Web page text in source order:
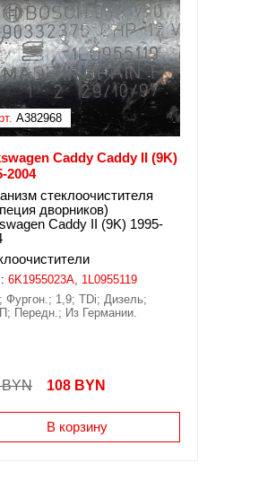
A382968
Caddy Caddy II (9K)
2004
стеклоочистителя
дворников)
Caddy II (9K) 1995-
6K1955023A, 1L0955119
Фургон.; 1,9; TDi; Дизель;
Передн.; Из Германии.
108 BYN
В корзину